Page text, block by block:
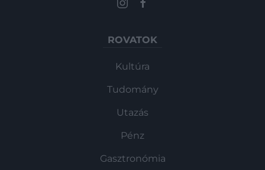
ROVATOK
Kultúra
Tudomány
Utazás
Pénz
Gasztronómia